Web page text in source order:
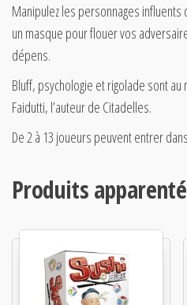
Manipulez les personnages
un masque pour flouer vos
dépens.
Bluff, psychologie et rigolade sont
Faidutti, l’auteur de Citadelles.
De 2 à 13 joueurs peuvent entrer
Produits